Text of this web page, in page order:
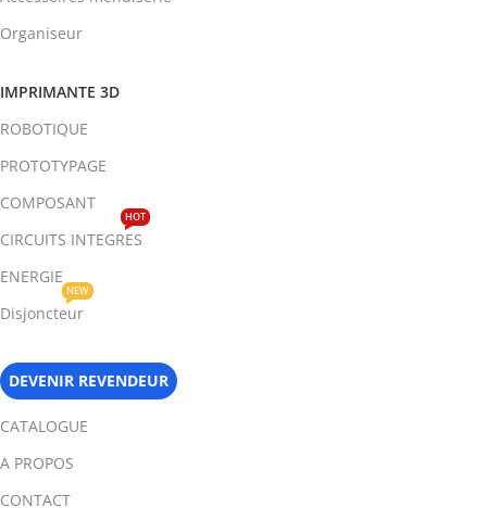
Organiseur
IMPRIMANTE 3D
ROBOTIQUE
PROTOTYPAGE
COMPOSANT
CIRCUITS INTEGRES
HOT
ENERGIE
Disjoncteur
NEW
DEVENIR REVENDEUR
CATALOGUE
A PROPOS
CONTACT